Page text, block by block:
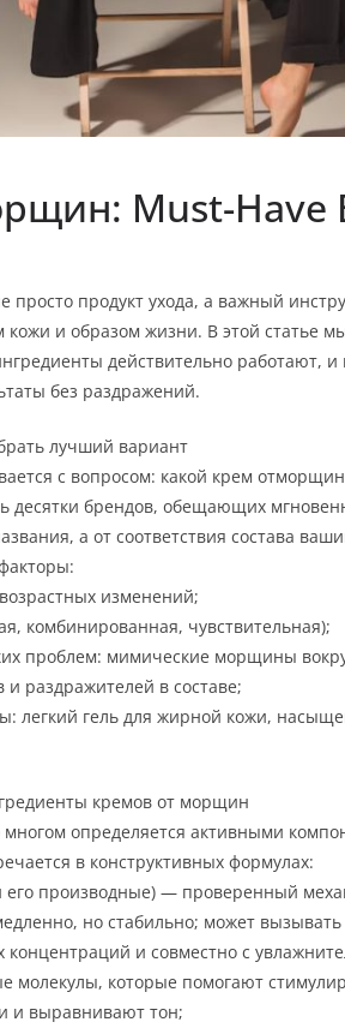
Must-Have
продукт ухода, а важный
и образом жизни. В этой статье
действительно работают,
без раздражений.
лучший вариант
с вопросом: какой крем
десятки брендов, обещающих
а от соответствия состава
изменений;
комбинированная, чувствительная);
проблем: мимические морщины
и раздражителей в составе;
легкий гель для жирной кожи,
кремов от морщин
многом определяется активными
в конструктивных формулах:
производные) — проверенный
но стабильно; может
концентраций и совместно с
которые помогают
и выравнивают тон;